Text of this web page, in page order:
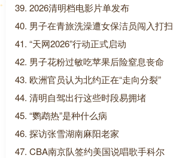
39. 2026清明档电影片单发布
40. 男子在青旅洗澡遭女保洁员闯入打扫
41. “天网2026”行动正式启动
42. 男子花粉过敏吃苹果后险窒息丧命
43. 欧洲官员认为北约正在“走向分裂”
44. 清明自驾出行这些时段易拥堵
45. “鹦鹉热”是种什么病
46. 探访张雪湖南麻阳老家
47. CBA南京队签约美国说唱歌手科尔